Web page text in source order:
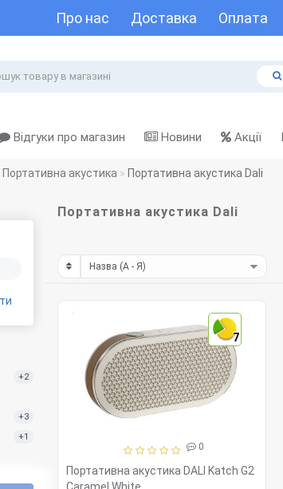
Про нас Доставка Оплата
Відгуки про магазин Новини Акції
Портативна акустика Портативна акустика Dali
+2
+3
+1
Портативна акустика Dali
7
0
Портативна акустика DALI Katch G2